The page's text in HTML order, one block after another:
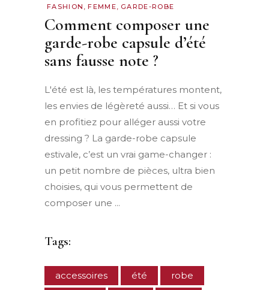
FASHION ,FEMME, GARDE-ROBE
Comment composer une
garde-robe capsule d’été
sans fausse note ?
L'été est là, les températures montent,
les envies de légèreté aussi… Et si vous
en profitiez pour alléger aussi votre
dressing ? La garde-robe capsule
estivale, c’est un vrai game-changer :
un petit nombre de pièces, ultra bien
choisies, qui vous permettent de
composer une
Tags:
accessoires été
robe